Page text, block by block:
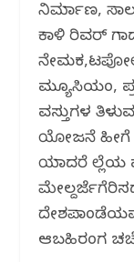
ನಿರ್ಮಾಣ,
ಕಾಳಿ ರಿವರ್
ಮ್ಯೂಸಿಯಂ,
ವಸ್ತುಗಳ
ಯೋಜನೆ ಹೀಗೆ
ಯಾದರೆ ಜಿಲ್ಲೆಯ
ಆಬಹಿರಂಗ